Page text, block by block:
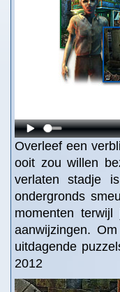
Overleef een
ooit zou willen
verlaten stadje
ondergronds
momenten
aanwijzingen.
uitdagende
2012